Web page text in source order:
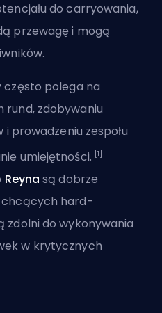
docarryowania,
przewagę i mogą
polega na
rund, zdobywaniu
prowadzeniu zespołu
umiejętności. [1]
Reyna są dobrze
chcących hard-
zdolni do wykonywania
w krytycznych